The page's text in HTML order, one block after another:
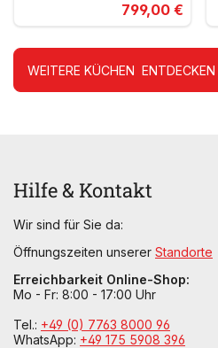
799,00 €
WEITERE KÜCHEN ENTDECKEN
Hilfe & Kontakt
Wir sind für Sie da:
Öffnungszeiten unserer Standorte
Erreichbarkeit Online-Shop:
Mo - Fr: 8:00 - 17:00 Uhr
Tel.: +49 (0) 7763 8000 96
WhatsApp: +49 175 5908 396